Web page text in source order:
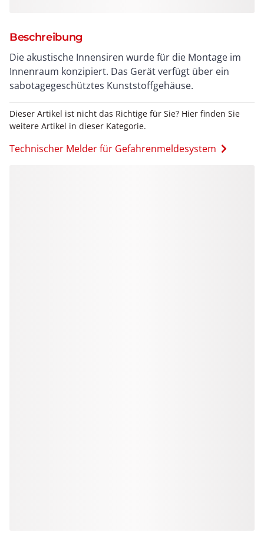
Beschreibung
Die akustische Innensiren wurde für die Montage im
Innenraum konzipiert. Das Gerät verfügt über ein
sabotagegeschütztes Kunststoffgehäuse.
Dieser Artikel ist nicht das Richtige für Sie? Hier finden Sie
weitere Artikel in dieser Kategorie.
Technischer Melder für Gefahrenmeldesystem